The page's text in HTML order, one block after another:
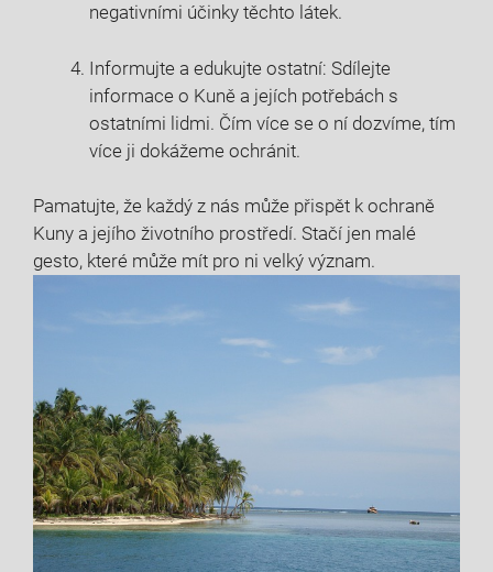
negativními účinky těchto látek.
Informujte a edukujte ostatní: Sdílejte
informace o Kuně a jejích potřebách s
ostatními lidmi. Čím více se o ní dozvíme, tím
více ji dokážeme ochránit.
Pamatujte, že každý z nás může přispět k ochraně
Kuny a jejího životního prostředí. Stačí jen malé
gesto, které může mít pro ni velký význam.